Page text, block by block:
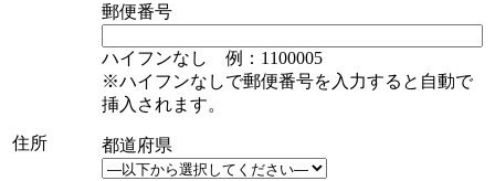
住所
郵便番号
ハイフンなし 例：1100005
※ハイフンなしで郵便番号を入力すると自動で
挿入されます。
都道府県